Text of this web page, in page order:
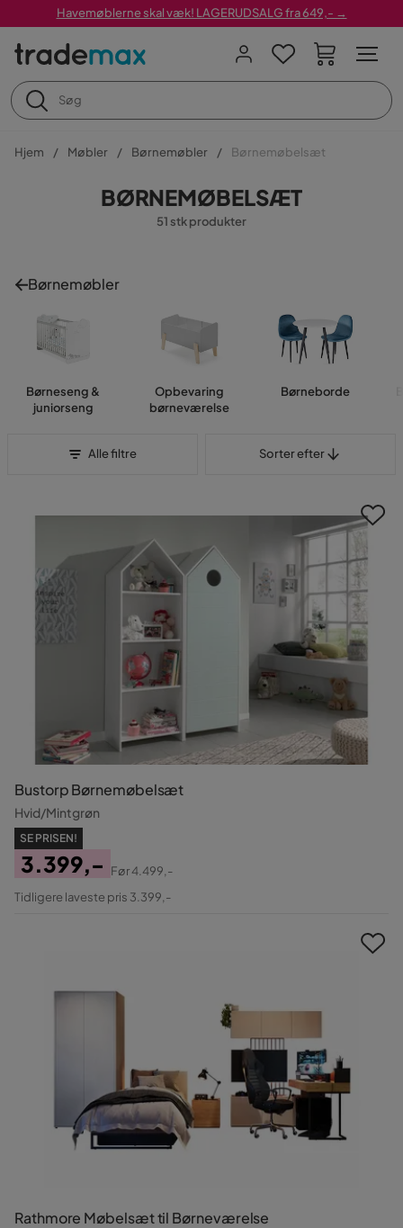
Havemøblerne skal væk! LAGERUDSALG fra 649,- →
Hjem Møbler Børnemøbler Børnemøbelsæt
BØRNEMØBELSÆT
51 stk produkter
Børnemøbler
Børneseng &
juniorseng
Opbevaring
børneværelse
Børneborde
Alle filtre Sorter efter
Bustorp Børnemøbelsæt
Hvid/Mintgrøn
SE PRISEN!
Pris
3.399,-
Original
Før4.499,-
Tidligere laveste pris 3.399,-
Rathmore Møbelsæt til Børneværelse